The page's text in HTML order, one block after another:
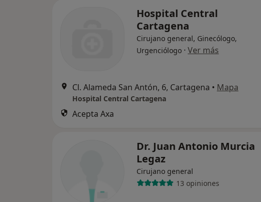
Hospital Central
Cartagena
Cirujano general, Ginecólogo,
Urgenciólogo · Ver más
Cl. Alameda San Antón, 6, Cartagena • Mapa
Hospital Central Cartagena
Acepta Axa
Dr. Juan Antonio Murcia
Legaz
Cirujano general
13 opiniones